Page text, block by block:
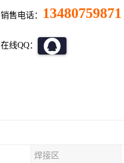
销售电话： 13480759871
在线QQ：
焊接区